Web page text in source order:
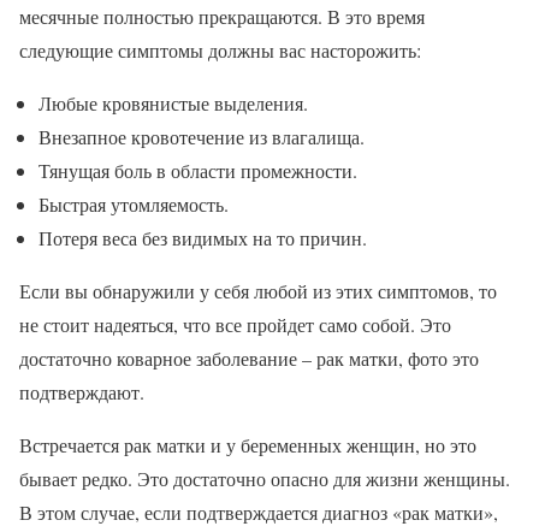
месячные полностью прекращаются. В это время
следующие симптомы должны вас насторожить:
Любые кровянистые выделения.
Внезапное кровотечение из влагалища.
Тянущая боль в области промежности.
Быстрая утомляемость.
Потеря веса без видимых на то причин.
Если вы обнаружили у себя любой из этих симптомов, то
не стоит надеяться, что все пройдет само собой. Это
достаточно коварное заболевание – рак матки, фото это
подтверждают.
Встречается рак матки и у беременных женщин, но это
бывает редко. Это достаточно опасно для жизни женщины.
В этом случае, если подтверждается диагноз «рак матки»,